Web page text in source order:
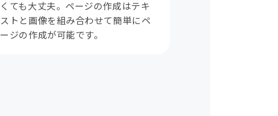
くても大丈夫。ページの作成はテキ
ストと画像を組み合わせて簡単にペ
ージの作成が可能です。